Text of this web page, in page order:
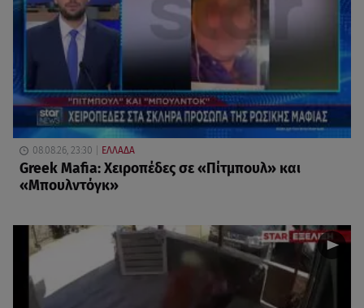
08.08.26, 23:30 ΕΛΛΑΔΑ
Greek Mafia: Χειροπέδες σε «Πίτμπουλ» και
«Μπουλντόγκ»